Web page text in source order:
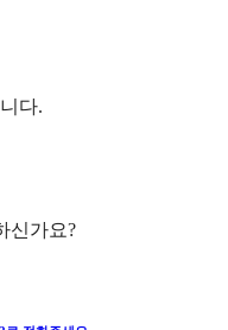
다.
신가요?